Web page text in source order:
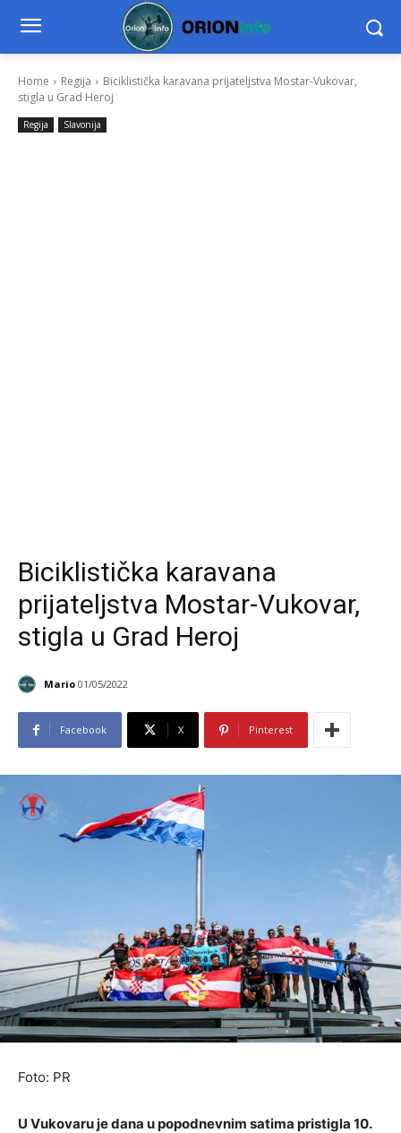
Home Regija
Biciklistička karavana prijateljstva Mostar-Vukovar,
stigla u Grad Heroj
Regija Slavonija
Biciklistička karavana
prijateljstva Mostar-Vukovar,
stigla u Grad Heroj
Mario 01/05/2022
Facebook X Pinterest
Foto: PR
U Vukovaru je dana u popodnevnim satima pristigla 10.